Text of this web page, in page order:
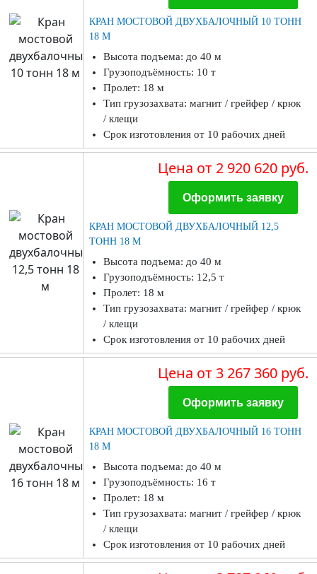
КРАН МОСТОВОЙ ДВУХБАЛОЧНЫЙ 10 ТОНН
18 М
Высота подъема: до 40 м
Грузоподъёмность: 10 т
Пролет: 18 м
Тип грузозахвата: магнит / грейфер / крюк
/ клещи
Срок изготовления от 10 рабочих дней
Цена от 2 920 620 руб.
Оформить заявку
КРАН МОСТОВОЙ ДВУХБАЛОЧНЫЙ 12,5
ТОНН 18 М
Высота подъема: до 40 м
Грузоподъёмность: 12,5 т
Пролет: 18 м
Тип грузозахвата: магнит / грейфер / крюк
/ клещи
Срок изготовления от 10 рабочих дней
Цена от 3 267 360 руб.
Оформить заявку
КРАН МОСТОВОЙ ДВУХБАЛОЧНЫЙ 16 ТОНН
18 М
Высота подъема: до 40 м
Грузоподъёмность: 16 т
Пролет: 18 м
Тип грузозахвата: магнит / грейфер / крюк
/ клещи
Срок изготовления от 10 рабочих дней